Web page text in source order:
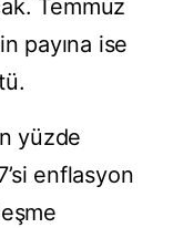
Temmuz
payına ise
yüzde
enflasyon